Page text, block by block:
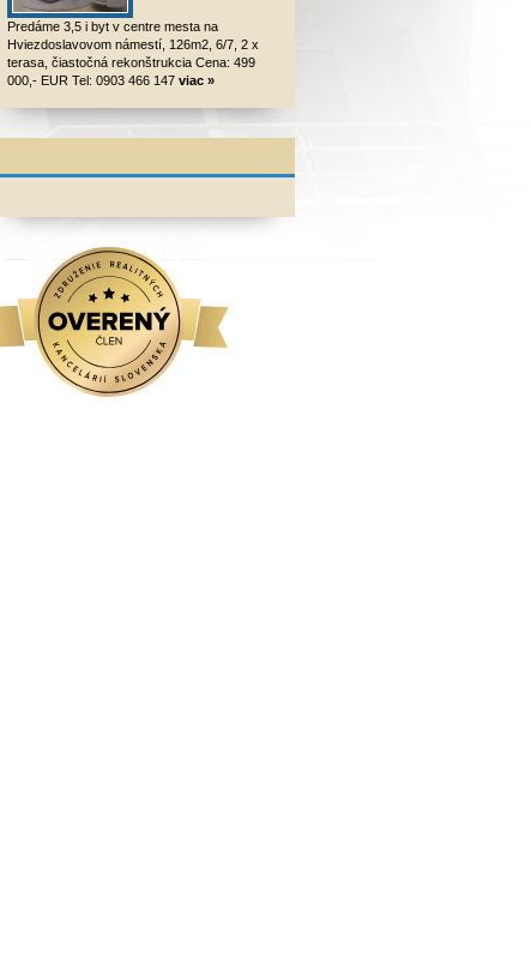
Predáme 3,5 i byt v centre mesta na
Hviezdoslavovom námestí, 126m2, 6/7, 2 x
terasa, čiastočná rekonštrukcia Cena: 499
000,- EUR Tel: 0903 466 147 viac »